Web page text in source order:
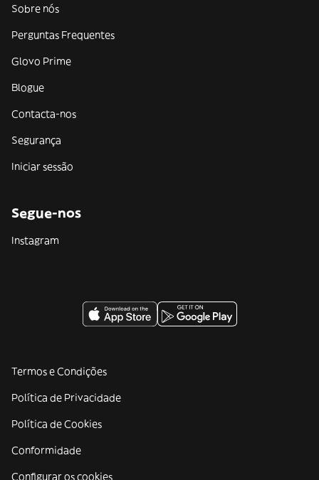
Sobre nós
Perguntas Frequentes
Glovo Prime
Blogue
Contacta-nos
Segurança
Iniciar sessão
Segue-nos
Instagram
Termos e Condições
Política de Privacidade
Política de Cookies
Conformidade
Configurar os cookies